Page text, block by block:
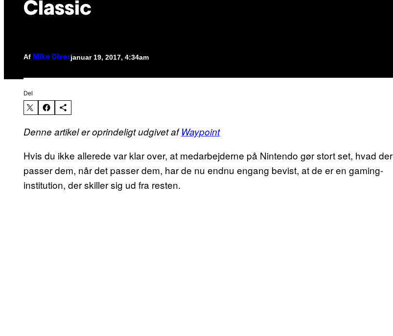
Classic
Af Mike Diverjanuar 19, 2017, 4:34am
Del
Denne artikel er oprindeligt udgivet afWaypoint
Hvis du ikke allerede var klar over, at medarbejderne på Nintendo gør stort set, hvad der
passer dem, når det passer dem, har de nu endnu engang bevist, at de er en gaming-
institution, der skiller sig ud fra resten.